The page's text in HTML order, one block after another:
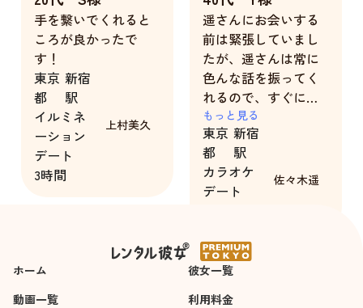
手を繋いでくれると
ころが良かったで
す！
東京
都
新宿
駅
イルミネ
ーション
デート
3時間
上村美久
遥さんにお会いする
前は緊張していまし
たが、遥さんは常に
色んな話を振ってく
れるので、すぐに緊
張感が解けて、遥さ
んとのデートが終始
楽しめました。また
今度是非、遥さんを
指名致します。
もっと見る
東京
都
新宿
駅
カラオケ
デート
佐々木遥
ホーム
彼女一覧
動画一覧
利用料金